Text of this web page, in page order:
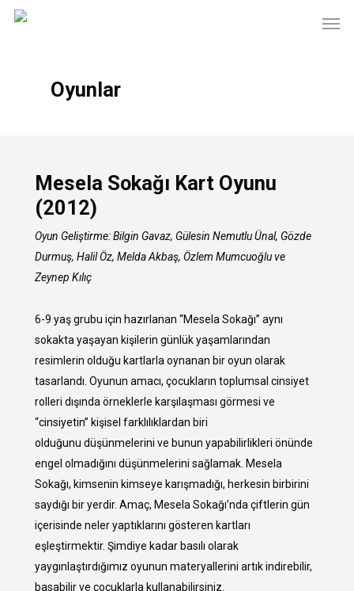
Skip
Oyunlar
Mesela Sokağı Kart Oyunu
(2012)
Oyun Geliştirme: Bilgin Gavaz, Gülesin Nemutlu Ünal, Gözde
Durmuş, Halil Öz, Melda Akbaş, Özlem Mumcuoğlu ve
Zeynep Kılıç
6-9 yaş grubu için hazırlanan “Mesela Sokağı” aynı
sokakta yaşayan kişilerin günlük yaşamlarından
resimlerin olduğu kartlarla oynanan bir oyun olarak
tasarlandı. Oyunun amacı, çocukların toplumsal cinsiyet
rolleri dışında örneklerle karşılaşması görmesi ve
“cinsiyetin” kişisel farklılıklardan biri
olduğunu düşünmelerini ve bunun yapabilirlikleri önünde
engel olmadığını düşünmelerini sağlamak. Mesela
Sokağı, kimsenin kimseye karışmadığı, herkesin birbirini
saydığı bir yerdir. Amaç, Mesela Sokağı’nda çiftlerin gün
içerisinde neler yaptıklarını gösteren kartları
eşleştirmektir. Şimdiye kadar basılı olarak
yaygınlaştırdığımız oyunun materyallerini artık indirebilir,
basabilir ve çocuklarla kullanabilirsiniz.